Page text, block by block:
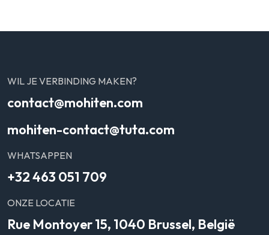
WIL JE VERBINDING MAKEN?
contact@mohiten.com
mohiten-contact@tuta.com
WHATSAPPEN
+32 463 051 709
ONZE LOCATIE
Rue Montoyer 15, 1040 Brussel, België